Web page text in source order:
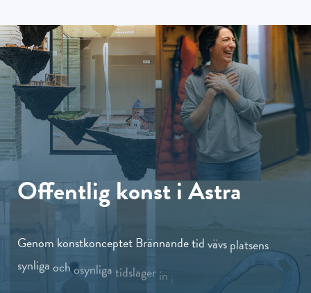
OffentligkonstiAstra
Genom konstkonceptetBrännandetidvävsplatsens
synliga
ochosynliga
historiaochanvändarnas
vardag.